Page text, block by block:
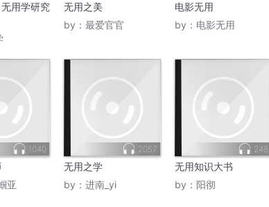
无用学研究
无用之美
by： 最爱官官
电影无用
by： 电影无用
1040
亚
2057
无用之学
by： 进南_yi
248
无用知识大书
by： 阳彻